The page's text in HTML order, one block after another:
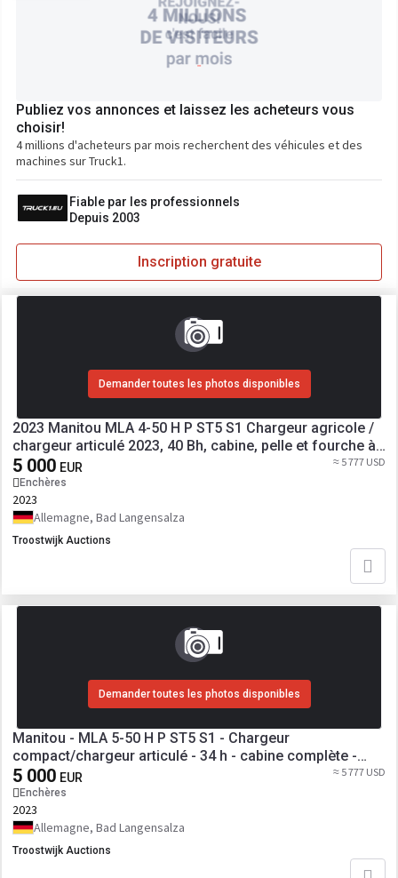
Publiez vos annonces et laissez les acheteurs vous
choisir!
4 millions d'acheteurs par mois recherchent des véhicules et des
machines sur Truck1.
Fiable par les professionnels
Depuis 2003
Inscription gratuite
Demander toutes les photos disponibles
2023 Manitou MLA 4-50 H P ST5 S1 Chargeur agricole /
chargeur articulé 2023, 40 Bh, cabine, pelle et fourche à
palettes
5 000 EUR
Enchères
≈ 5 777 USD
2023
Allemagne, Bad Langensalza
Troostwijk Auctions
Demander toutes les photos disponibles
Manitou - MLA 5-50 H P ST5 S1 - Chargeur
compact/chargeur articulé - 34 h - cabine complète -
godet + fourches - parfait état - 2023
5 000 EUR
Enchères
≈ 5 777 USD
2023
Allemagne, Bad Langensalza
Troostwijk Auctions